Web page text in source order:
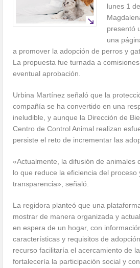
lunes 1
presentó
una
a promover la adopción de perros y
La propuesta fue turnada a
eventual aprobación.
Urbina Martínez señaló que la
compañía se ha convertido en una
ineludible, y aunque la Dirección de
Centro de Control Animal realizan
persiste el reto de incrementar las
«Actualmente, la difusión de animales
lo que reduce la eficiencia del proceso
transparencia», señaló.
La regidora planteó que una
mostrar de manera organizada y
en espera de un hogar, con
características y requisitos de
recurso facilitaría el acercamiento de
fortalecería la participación social y